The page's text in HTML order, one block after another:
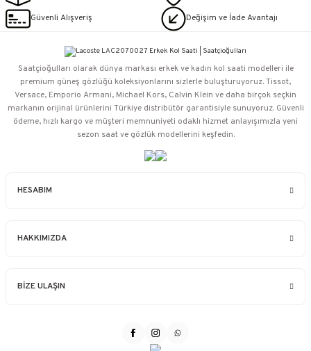
Güvenli Alışveriş Değişim ve İade Avantajı
HESABIM
HAKKIMIZDA
BİZE ULAŞIN
Saatçioğulları⁠ olarak dünya markası erkek ve kadın kol saati modelleri ile
premium güneş gözlüğü koleksiyonlarını sizlerle buluşturuyoruz. Tissot,
Versace, Emporio Armani, Michael Kors, Calvin Klein ve daha birçok seçkin
markanın orijinal ürünlerini Türkiye distribütör garantisiyle sunuyoruz. Güvenli
ödeme, hızlı kargo ve müşteri memnuniyeti odaklı hizmet anlayışımızla yeni
sezon saat ve gözlük modellerini keşfedin.